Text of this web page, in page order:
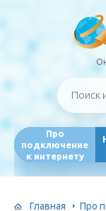
Про
подключение
к интернету
Главная
Про